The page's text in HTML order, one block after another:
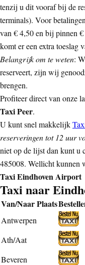
tenzij u dit vooraf bij de
terminals). Voor
van € 4,50 en bij pinnen
komt er een extra toeslag
Belangrijk om te weten:
reserveert, zijn wij
brengen.
Profiteer direct van onze
Taxi Peer.
U kunt snel makkelijk
reserveringen tot 12 uur
niet op de lijst dan kunt u
485008. Wellicht kunnen
Taxi Eindhoven Airport
Taxi naar
Van/Naar Plaats
Antwerpen
Ath/Aat
Beveren